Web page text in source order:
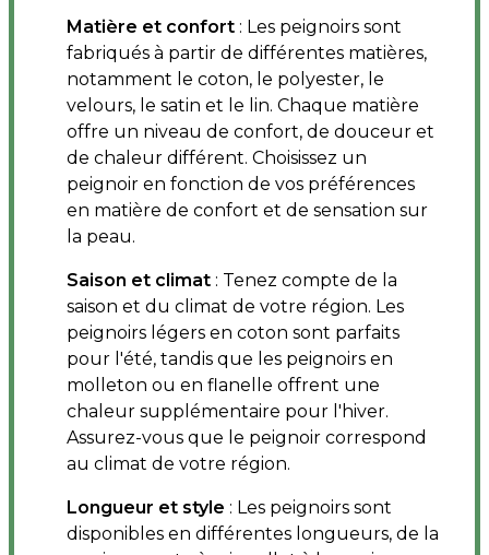
Matière et confort : Les peignoirs sont
fabriqués à partir de différentes matières,
notamment le coton, le polyester, le
velours, le satin et le lin. Chaque matière
offre un niveau de confort, de douceur et
de chaleur différent. Choisissez un
peignoir en fonction de vos préférences
en matière de confort et de sensation sur
la peau.
Saison et climat : Tenez compte de la
saison et du climat de votre région. Les
peignoirs légers en coton sont parfaits
pour l'été, tandis que les peignoirs en
molleton ou en flanelle offrent une
chaleur supplémentaire pour l'hiver.
Assurez-vous que le peignoir correspond
au climat de votre région.
Longueur et style : Les peignoirs sont
disponibles en différentes longueurs, de la